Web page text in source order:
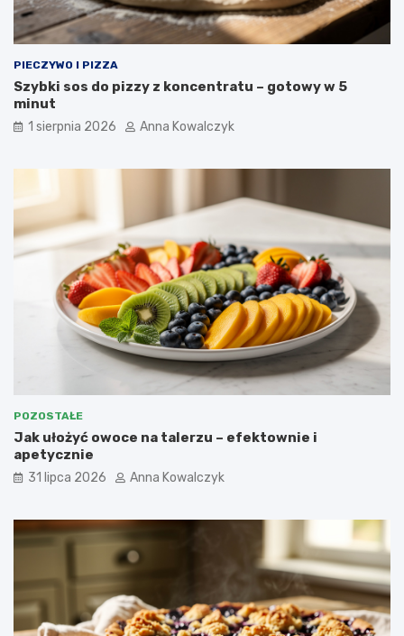
PIECZYWO I PIZZA
Szybki sos do pizzy z koncentratu – gotowy w 5
minut
1 sierpnia 2026 Anna Kowalczyk
POZOSTAŁE
Jak ułożyć owoce na talerzu – efektownie i
apetycznie
31 lipca 2026 Anna Kowalczyk